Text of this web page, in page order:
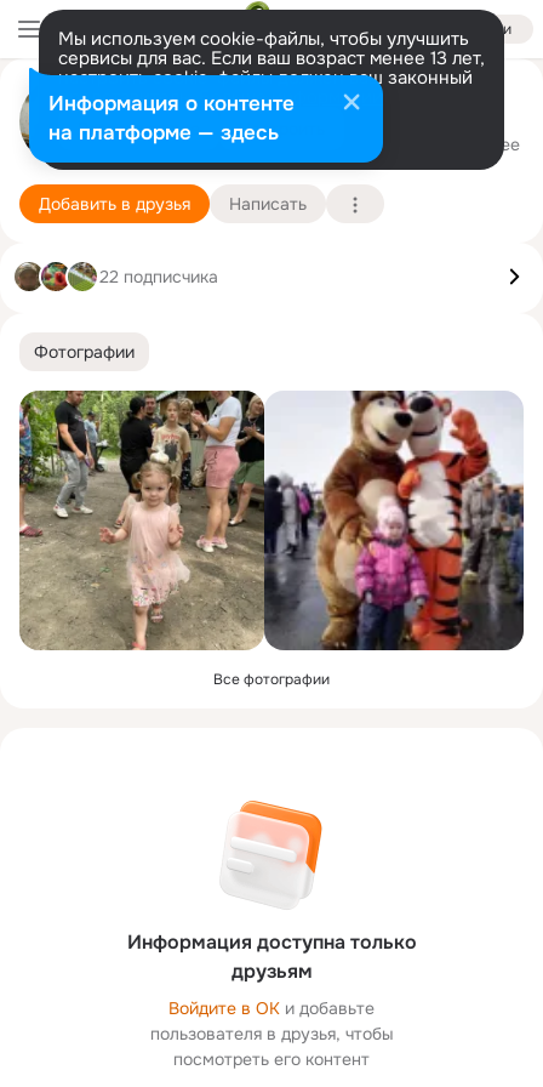
Войти
Мы используем cookie-файлы, чтобы улучшить
сервисы для вас. Если ваш возраст менее 13 лет,
настроить cookie-файлы должен ваш законный
представитель. Больше информации
Разрешить все Настроить
Наталья Щербина (Логвинова)
Хабаровск 15 ноября (35 лет) Подробнее
Добавить в друзья Написать
Фотографии
Все фотографии
Информация доступна только
друзьям
Войдите в ОК и добавьте
пользователя в друзья, чтобы
посмотреть его контент
22 подписчика
Информация о контенте
на платформе — здесь